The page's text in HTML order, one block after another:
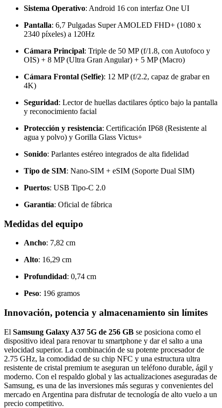
Sistema Operativo: Android 16 con interfaz One UI
Pantalla: 6,7 Pulgadas Super AMOLED FHD+ (1080 x
2340 píxeles) a 120Hz
Cámara Principal: Triple de 50 MP (f/1.8, con Autofoco y
OIS) + 8 MP (Ultra Gran Angular) + 5 MP (Macro)
Cámara Frontal (Selfie): 12 MP (f/2.2, capaz de grabar en
4K)
Seguridad: Lector de huellas dactilares óptico bajo la pantalla
y reconocimiento facial
Protección y resistencia: Certificación IP68 (Resistente al
agua y polvo) y Gorilla Glass Victus+
Sonido: Parlantes estéreo integrados de alta fidelidad
Tipo de SIM: Nano-SIM + eSIM (Soporte Dual SIM)
Puertos: USB Tipo-C 2.0
Garantía: Oficial de fábrica
Medidas del equipo
Ancho: 7,82 cm
Alto: 16,29 cm
Profundidad: 0,74 cm
Peso: 196 gramos
Innovación, potencia y almacenamiento sin límites
El Samsung Galaxy A37 5G de 256 GB se posiciona como el
dispositivo ideal para renovar tu smartphone y dar el salto a una
velocidad superior. La combinación de su potente procesador de
2.75 GHz, la comodidad de su chip NFC y una estructura ultra
resistente de cristal premium te aseguran un teléfono durable, ágil y
moderno. Con el respaldo global y las actualizaciones aseguradas de
Samsung, es una de las inversiones más seguras y convenientes del
mercado en Argentina para disfrutar de tecnología de alto vuelo a un
precio competitivo.